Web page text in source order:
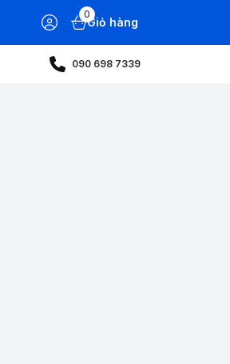
0
Giỏ hàng
090 698 7339